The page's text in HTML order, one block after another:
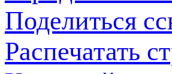
Поделиться
Распечатать